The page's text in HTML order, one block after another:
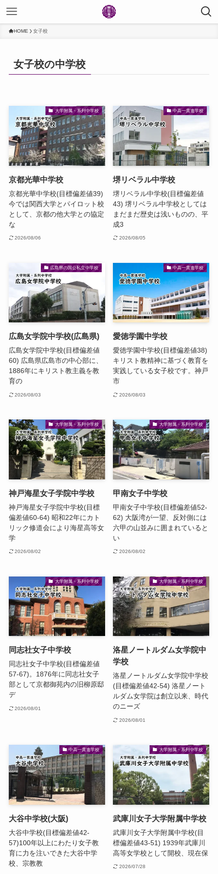
HOME 女子校
女子校の中学校
大学附属・系列中学校
京都光華中学校
京都光華中学校(目標偏差値39)
今では関西大学とパイロット校
として、京都の他大学との協定
な
2026/08/06
中高一貫進学校
堺リベラル中学校
堺リベラル中学校(目標偏差値
43) 堺リベラル中学校としては
まだまだ歴史は浅いものの、平
成3
2026/08/05
広島県の国公私立中学校
広島女学院中学校(広島県)
広島女学院中学校(目標偏差値
60) 広島県広島市の中心部に、
1886年にキリスト教主義を教
育の
2026/08/03
中高一貫進学校
愛徳学園中学校
愛徳学園中学校(目標偏差値38)
キリスト教精神に基づく教育を
実践している女子校です。神戸
市
2026/08/03
大学附属・系列中学校
神戸海星女子学院中学校
神戸海星女子学院中学校(目標
偏差値60-64) 昭和22年にカト
リック修道会により海星高等女
学
2026/08/02
大学附属・系列中学校
甲南女子中学校
甲南女子中学校(目標偏差値52-
62) 大阪湾が一望、反対側には
六甲の山並みに囲まれていると
い
2026/08/02
大学附属・系列中学校
同志社女子中学校
同志社女子中学校(目標偏差値
57-67)。1876年に同志社女子
部として京都御苑内の旧柳原邸
デ
2026/08/01
大学附属・系列中学校
洛星ノートルダム女学院中
学校
洛星ノートルダム女学院中学校
(目標偏差値42-54) 洛星ノート
ルダム女学院は創立以来、時代
のニーズ
2026/08/01
中高一貫進学校
大谷中学校(大阪)
大谷中学校(目標偏差値42-
57)100年以上にわたり女子教
育に力を注いできた大谷中学
校、宗教教
大学附属・系列中学校
武庫川女子大学附属中学校
武庫川女子大学附属中学校(目
標偏差値43-51) 1939年武庫川
高等女学校として開校、現在保
2026/07/28